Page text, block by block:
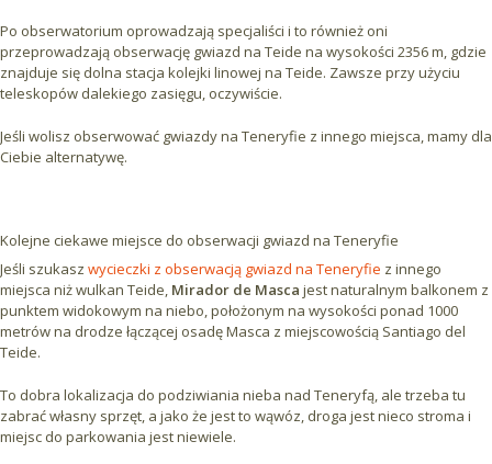
Po obserwatorium oprowadzają specjaliści i to również oni
przeprowadzają obserwację gwiazd na Teide na wysokości 2356 m, gdzie
znajduje się dolna stacja kolejki linowej na Teide. Zawsze przy użyciu
teleskopów dalekiego zasięgu, oczywiście.
Jeśli wolisz obserwować gwiazdy na Teneryfie z innego miejsca, mamy dla
Ciebie alternatywę.
Kolejne ciekawe miejsce do obserwacji gwiazd na Teneryfie
Jeśli szukasz wycieczki z obserwacją gwiazd na Teneryfie z innego
miejsca niż wulkan Teide, Mirador de Masca jest naturalnym balkonem z
punktem widokowym na niebo, położonym na wysokości ponad 1000
metrów na drodze łączącej osadę Masca z miejscowością Santiago del
Teide.
To dobra lokalizacja do podziwiania nieba nad Teneryfą, ale trzeba tu
zabrać własny sprzęt, a jako że jest to wąwóz, droga jest nieco stroma i
miejsc do parkowania jest niewiele.